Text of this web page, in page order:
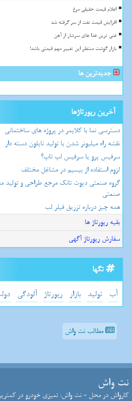
اعلام قیمت حقیقی مرغ
افزایش قیمت نفت از سر گرفته شد
غنی ترین غذا های سرشار از آهن
بازار گوشت منتظر این تغییر مهم قیمتی باشد!
جدیدترین ها
آخرین رپورتاژها
دسترسی نما با کلایمر در پروژه های ساختمانی
نقشه راه میلیونر شدن با تولید نایلون دسته دار
سرفیس پرو یا سرفیس لپ تاپ؟
لزوم استفاده از بیسیم در مشاغل مختلف
گروه صنعتی دپوت تانک مرجع طراحی و تولید
صنعتی
همه چیز درباره تزریق فیلر لب
بقیه رپورتاژ ها
سفارش رپورتاژ آگهی
تگها
آب تولید بازار رپورتاژ آلودگی
مطالب نت واش
نت واش
کارواش در محل - نت واش: تمیزی خودرو در